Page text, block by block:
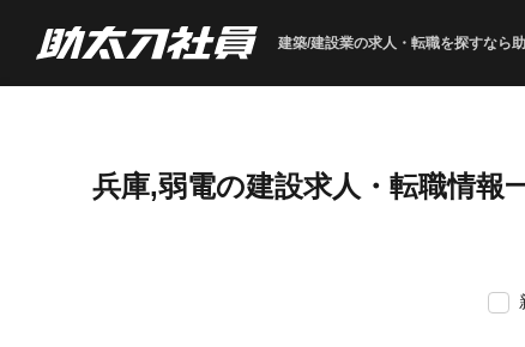
建築/建設業の求人・転職を探すなら
兵庫,弱電の建設求人・転職情報